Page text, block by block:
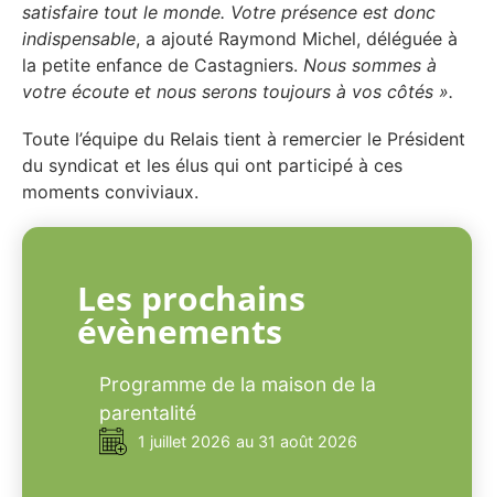
satisfaire tout le monde. Votre présence est donc
indispensable, a ajouté Raymond Michel, déléguée à
la petite enfance de Castagniers. Nous sommes à
votre écoute et nous serons toujours à vos côtés ».
Toute l’équipe du Relais tient à remercier le Président
du syndicat et les élus qui ont participé à ces
moments conviviaux.
Les prochains
évènements
Programme de la maison de la
parentalité
1 juillet 2026 au 31 août 2026